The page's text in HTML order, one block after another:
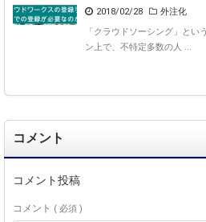
2018/02/28
外注化
「クラウドソーシング」とい
ン上で、不特定多数の人 ...
コメント
コメント投稿
コメント ( 必須 )